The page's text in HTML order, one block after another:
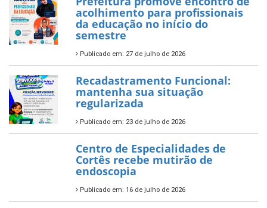
acolhimento para profissionais
da educação no início do
semestre
Publicado em: 27 de julho de 2026
Recadastramento Funcional:
mantenha sua situação
regularizada
Publicado em: 23 de julho de 2026
Centro de Especialidades de
Cortês recebe mutirão de
endoscopia
Publicado em: 16 de julho de 2026